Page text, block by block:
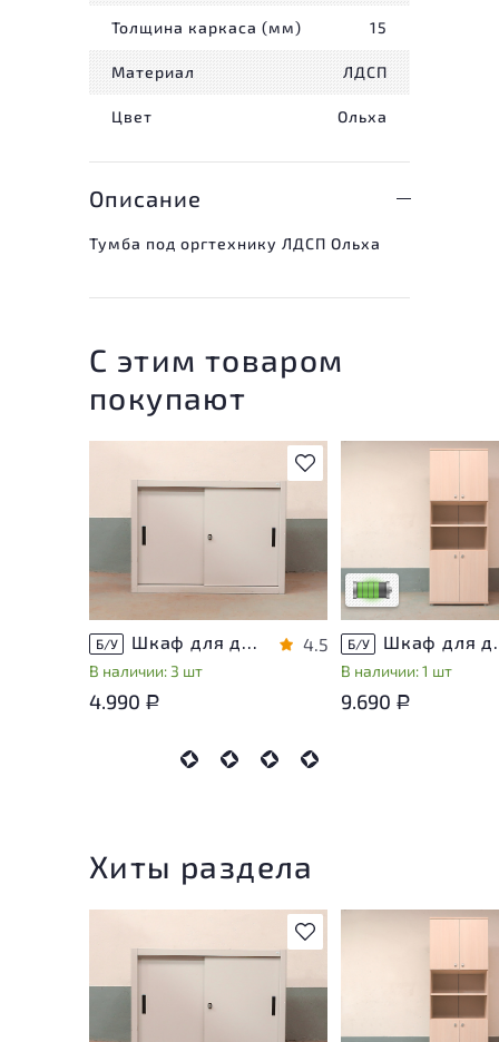
Толщина каркаса (мм) 15
Материал ЛДСП
Цвет Ольха
Описание
Тумба под оргтехнику ЛДСП Ольха
С этим товаром
покупают
В избранное
Б/У Шкаф для документов Металл
В наличии: 3 шт
4.5
4.990 Р
незначительные
эксплуатации, не
использования
Низкая степень
Б/У Шкаф для
В наличии: 1 шт
9.690 Р
Хиты раздела
В избранное
незначительные
эксплуатации, не
использования